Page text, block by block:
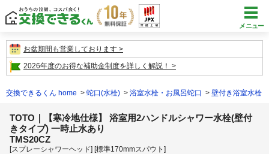
メニュー
お盆期間も営業しております
2026年度のお得な補助金制度を詳しく解説！
交換できるくん home 蛇口(水栓) 浴室水栓・お風呂蛇口 壁付き浴室水栓
TOTO｜【寒冷地仕様】 浴室用2ハンドルシャワー水栓(壁付
きタイプ) 一時止水あり
TMS20CZ
[スプレーシャワーヘッド] [標準170mmスパウト]